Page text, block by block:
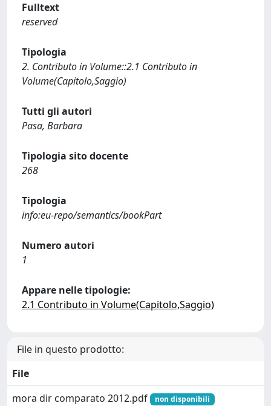
Fulltext
reserved
Tipologia
2. Contributo in Volume::2.1 Contributo in
Volume(Capitolo,Saggio)
Tutti gli autori
Pasa, Barbara
Tipologia sito docente
268
Tipologia
info:eu-repo/semantics/bookPart
Numero autori
1
Appare nelle tipologie:
2.1 Contributo in Volume(Capitolo,Saggio)
File in questo prodotto:
File
mora dir comparato 2012.pdf
non disponibili